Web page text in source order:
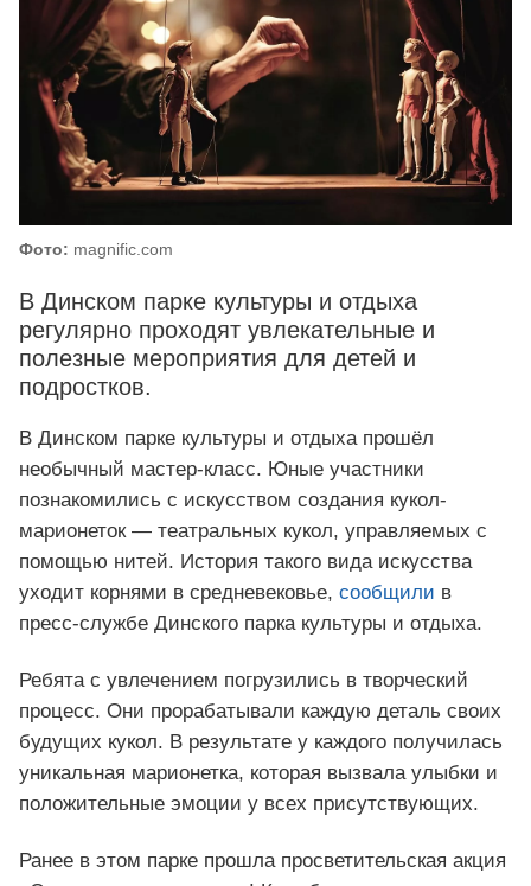
Фото: magnific.com
В Динском парке культуры и отдыха
регулярно проходят увлекательные и
полезные мероприятия для детей и
подростков.
В Динском парке культуры и отдыха прошёл
необычный мастер-класс. Юные участники
познакомились с искусством создания кукол-
марионеток — театральных кукол, управляемых с
помощью нитей. История такого вида искусства
уходит корнями в средневековье, сообщили в
пресс-службе Динского парка культуры и отдыха.
Ребята с увлечением погрузились в творческий
процесс. Они прорабатывали каждую деталь своих
будущих кукол. В результате у каждого получилась
уникальная марионетка, которая вызвала улыбки и
положительные эмоции у всех присутствующих.
Ранее в этом парке прошла просветительская акция